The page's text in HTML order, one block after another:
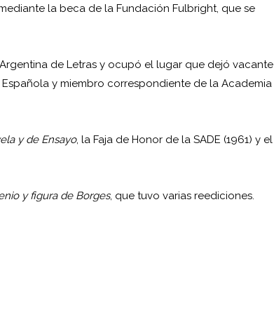
la beca de la Fundación Fulbright, que se
de Letras y ocupó el lugar que dejó vacante
y miembro correspondiente de la Academia
y de Ensayo, la Faja de Honor de la SADE (1961) y el
y figura de Borges, que tuvo varias reediciones.